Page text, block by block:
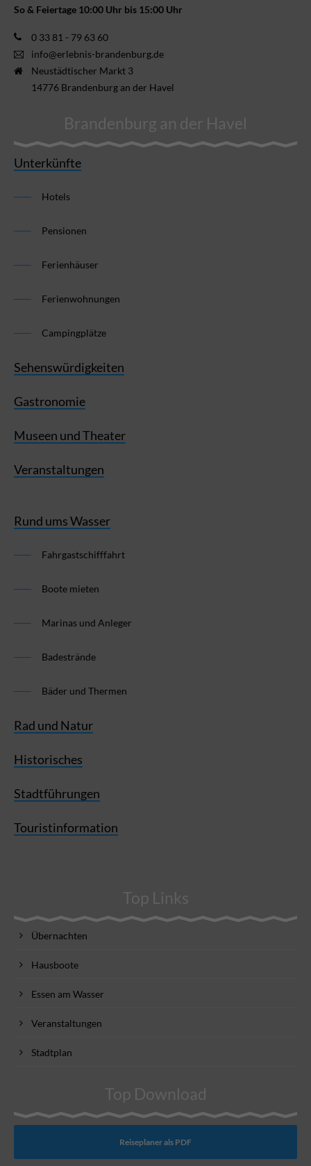
So & Feiertage 10:00 Uhr bis 15:00 Uhr
0 33 81 - 79 63 60
info@erlebnis-brandenburg.de
Neustädtischer Markt 3
14776 Brandenburg an der Havel
Brandenburg an der Havel
Unterkünfte
Hotels
Pensionen
Ferienhäuser
Ferienwohnungen
Campingplätze
Sehenswürdigkeiten
Gastronomie
Museen und Theater
Veranstaltungen
Rund ums Wasser
Fahrgastschifffahrt
Boote mieten
Marinas und Anleger
Badestrände
Bäder und Thermen
Rad und Natur
Historisches
Stadtführungen
Touristinformation
Top Links
Übernachten
Hausboote
Essen am Wasser
Veranstaltungen
Stadtplan
Top Download
Reiseplaner als PDF